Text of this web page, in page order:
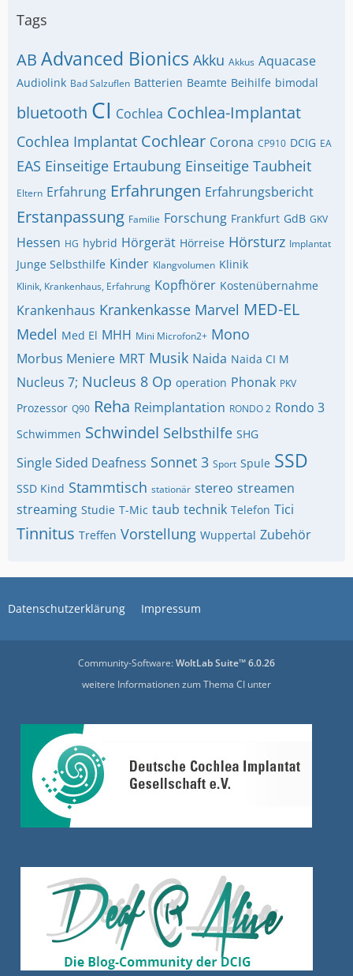
Tags
AB Advanced Bionics Akku Akkus Aquacase
Audiolink Bad Salzuflen Batterien Beamte Beihilfe bimodal
bluetooth CI Cochlea Cochlea-Implantat
Cochlea Implantat Cochlear Corona CP910 DCIG EA
EAS Einseitige Ertaubung Einseitige Taubheit
Eltern Erfahrung Erfahrungen Erfahrungsbericht
Erstanpassung Familie Forschung Frankfurt GdB GKV
Hessen HG hybrid Hörgerät Hörreise Hörsturz Implantat
Junge Selbsthilfe Kinder Klangvolumen Klinik
Klinik, Krankenhaus, Erfahrung Kopfhörer Kostenübernahme
Krankenhaus Krankenkasse Marvel MED-EL
Medel Med El MHH Mini Microfon2+ Mono
Morbus Meniere MRT Musik Naida Naida CI M
Nucleus 7; Nucleus 8 Op operation Phonak PKV
Prozessor Q90 Reha Reimplantation RONDO 2 Rondo 3
Schwimmen Schwindel Selbsthilfe SHG
Single Sided Deafness Sonnet 3 Sport Spule SSD
SSD Kind Stammtisch stationär stereo streamen
streaming Studie T-Mic taub technik Telefon Tici
Tinnitus Treffen Vorstellung Wuppertal Zubehör
Datenschutzerklärung Impressum
Community-Software:WoltLab Suite™ 6.0.26
weitere Informationen zum Thema CI unter